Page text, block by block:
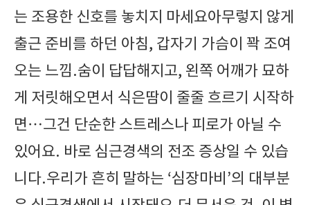
는 조용한 신호를 놓치지 마세요아무렇지 않게
출근 준비를 하던 아침, 갑자기 가슴이 꽉 조여
오는 느낌.숨이 답답해지고, 왼쪽 어깨가 묘하
게 저릿해오면서 식은땀이 줄줄 흐르기 시작하
면…그건 단순한 스트레스나 피로가 아닐 수
있어요. 바로 심근경색의 전조 증상일 수 있습
니다.우리가 흔히 말하는 ‘심장마비’의 대부분